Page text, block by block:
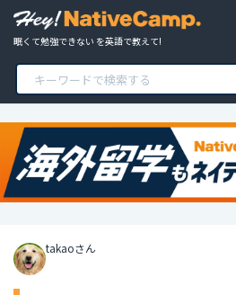
眠くて勉強できない を英語で教えて!
takaoさん